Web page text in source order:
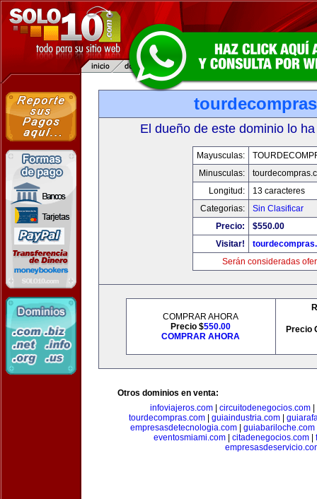
El dueño de este dominio lo
Mayusculas:
Minusculas:
Longitud:
13 caracteres
Categorias:
Sin Clasificar
Precio:
$550.00
Visitar!
Serán consideradas
COMPRAR AHORA
Precio $550.00
COMPRAR AHORA
Precio
Otros dominios en venta:
infoviajeros.com| circuitodenegocios.com|
tourdecompras.com| guiaindustria.com|
empresasdetecnologia.com| guiabariloche.com
eventosmiami.com
citadenegocios.com